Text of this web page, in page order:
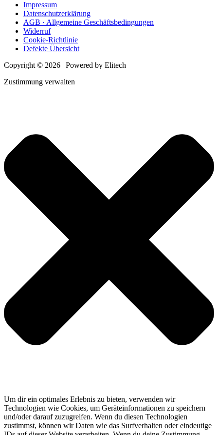
Impressum
Datenschutzerklärung
AGB · Allgemeine Geschäftsbedingungen
Widerruf
Cookie-Richtlinie
Defekte Übersicht
Copyright © 2026 | Powered by Elitech
Zustimmung verwalten
Um dir ein optimales Erlebnis zu bieten, verwenden wir
Technologien wie Cookies, um Geräteinformationen zu speichern
und/oder darauf zuzugreifen. Wenn du diesen Technologien
zustimmst, können wir Daten wie das Surfverhalten oder eindeutige